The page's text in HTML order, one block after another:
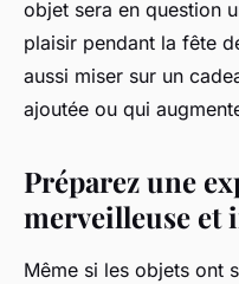
objet sera en question
plaisir pendant la fête
aussi miser sur un
ajoutée ou qui
Préparez une
merveilleuse et
Même si les objets ont